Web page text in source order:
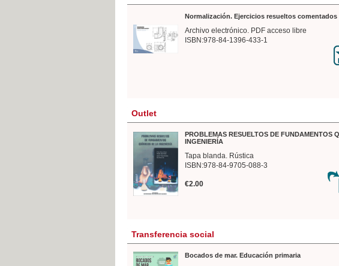
Normalización. Ejercicios resueltos comentados
Archivo electrónico. PDF acceso libre
ISBN:978-84-1396-433-1
Outlet
PROBLEMAS RESUELTOS DE FUNDAMENTOS
INGENIERÍA
Tapa blanda. Rústica
ISBN:978-84-9705-088-3
€2.00
Transferencia social
Bocados de mar. Educación primaria